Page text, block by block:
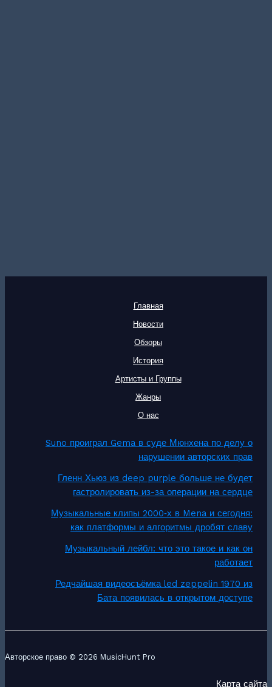
Главная
Новости
Обзоры
История
Артисты и Группы
Жанры
О нас
Suno проиграл Gema в суде Мюнхена по делу о
нарушении авторских прав
Гленн Хьюз из deep purple больше не будет
гастролировать из-за операции на сердце
Музыкальные клипы 2000‑х в Mena и сегодня:
как платформы и алгоритмы дробят славу
Музыкальный лейбл: что это такое и как он
работает
Редчайшая видеосъёмка led zeppelin 1970 из
Бата появилась в открытом доступе
Авторское право © 2026 MusicHunt Pro
Карта сайта